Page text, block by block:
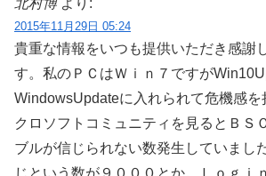
2015年11月29日 05:24
貴重な情報をいつも提供いただき感謝
す。私のＰＣはＷｉｎ７ですが
WindowsUpdateに入れられて危機感を
クロソフトコミュニティを見るとＢＳ
ブルが信じられない数発生していまし
じという数が９０００とか。Ｌｏｇｉ